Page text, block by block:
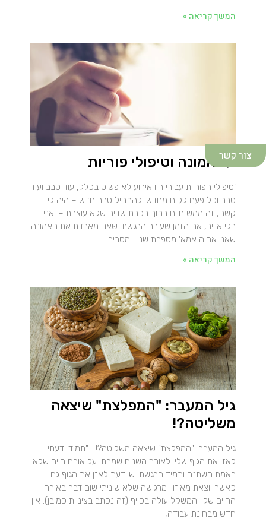
צור קשר
המשך קריאה »
על אמונה וטיפולי פוריות
'טיפולי הפוריות עבורי היו אירוע לא פשוט בכלל, עוד סבב ועוד
סבב וכל פעם לקום מחדש ולהתחיל סבב חדש – היה לי
קשה, זה ממש חיים בתוך רכבת שדים שלא עוצרת – ואני
בלי אוויר, אם הזמן שעובר הרגשתי שאני מאבדת את האמונה
שאני אהיה אמא' מספרת שני מסביב
המשך קריאה »
גיל המעבר: "המפלצת" שיצאה
משליטה?!
גיל המעבר: "המפלצת" שיצאה משליטה?! "תמיד ידעתי
לאזן את הגוף שלי. לאורך השנים שמרתי על אורח חיים שלא
באמת השתנה ותמיד הרגשתי שיודעת לאזן את הגוף גם
כאשר יוצאת מאיזון. מרגישה שלא שיניתי שום דבר באורח
החיים שלי והמשקל עולה בכייף (זה נכתב בציניות כמובן). אין
חדש מבחינת עבודה,